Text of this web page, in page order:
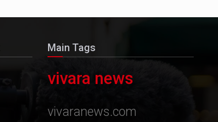
Main Tags
vivara news
vivaranews.com